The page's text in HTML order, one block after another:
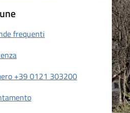
frequenti
+39 0121 303200